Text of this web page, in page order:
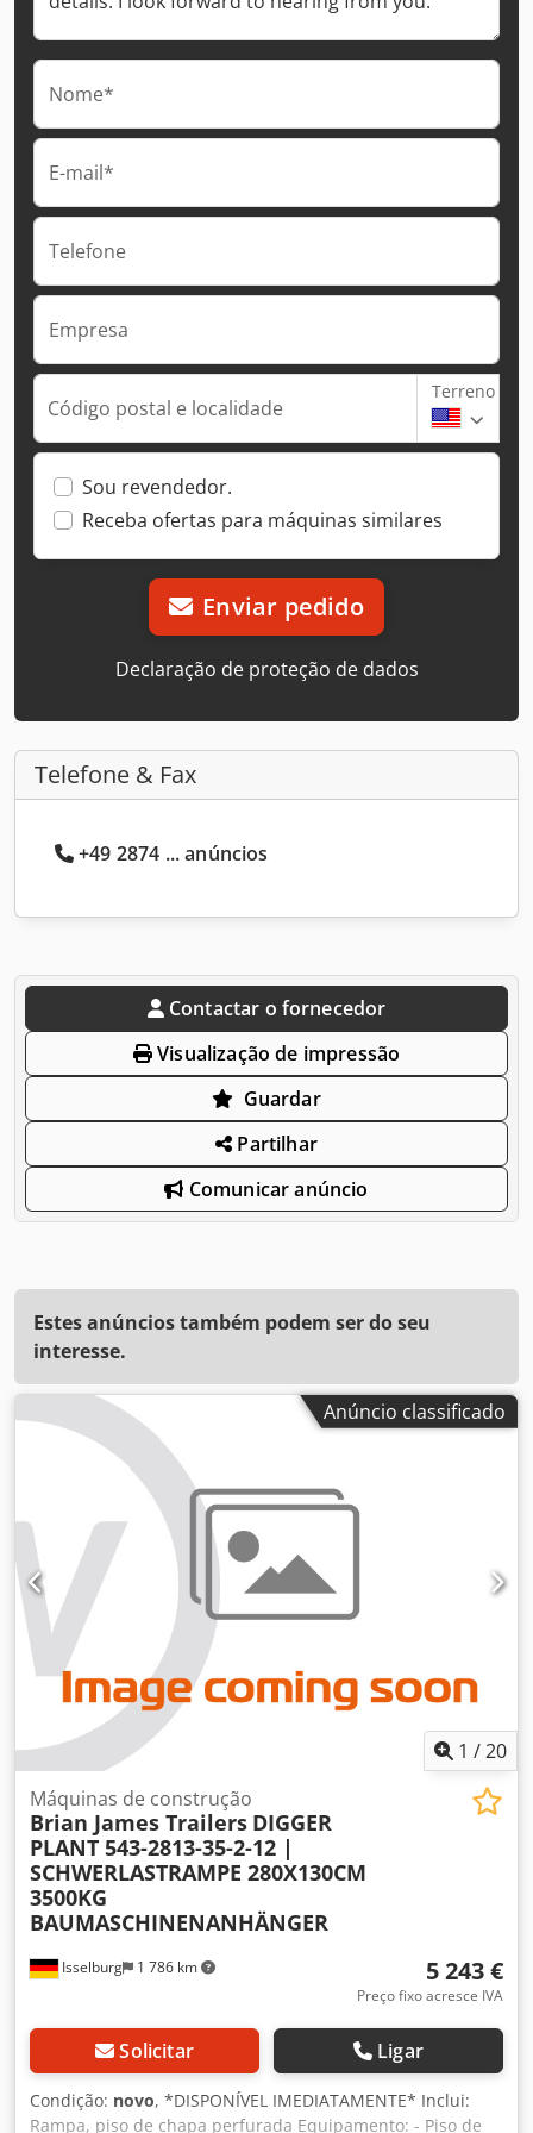
Nome*
E-mail*
Telefone
Empresa
Código postal e localidade
Terreno
Sou revendedor.
Receba ofertas para máquinas similares
Enviar pedido
Declaração de proteção de dados
Telefone & Fax
+49 2874 ... anúncios
Contactar o fornecedor
Visualização de impressão
Guardar
Partilhar
Comunicar anúncio
Estes anúncios também podem ser do seu
interesse.
Anúncio classificado
1 /20
Isselburg 1 786 km
Máquinas de construção
Brian James Trailers DIGGER
PLANT 543-2813-35-2-12 |
SCHWERLASTRAMPE 280X130CM
3500KG
BAUMASCHINENANHÄNGER
5 243 €
Preço fixo acresce IVA
Solicitar Ligar
Condição: novo, *DISPONÍVEL IMEDIATAMENTE* Inclui:
Rampa, piso de chapa perfurada Equipamento: - Piso de